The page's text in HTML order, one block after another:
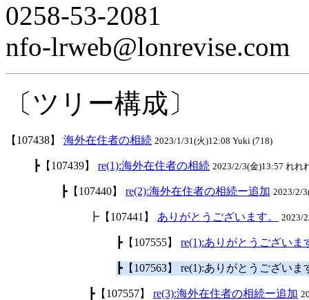
0258-53-2081
nfo-lrweb@lonrevise.com
〔ツリー構成〕
【107438】 海外在住者の相続 2023/1/31(火)12:08 Yuki (718)
┣【107439】 re(1):海外在住者の相続 2023/2/3(金)13:57 れれ
┣【107440】 re(2):海外在住者の相続ー追加 2023/2/
┣【107441】 ありがとうございます。 2023/
┣【107555】 re(1):ありがとうございま
┣【107563】 re(1):ありがとうござい
┣【107557】 re(3):海外在住者の相続ー追加